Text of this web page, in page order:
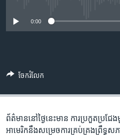
សម្ព័ន្ធ​
ទៅ​
ទំព័រ​
រក
Khmer English
0:00
ចែករំលែក
ព័ត៌មាន​នៅ​ថ្ងៃនេះ​មាន​ ការប្រកួត​ប្រ
អាមេរិក​នឹង​សម្រេច​ការ​គ្រប់គ្រង​ព្រឹទ្ធសភ